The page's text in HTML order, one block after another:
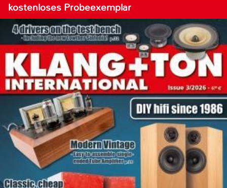
kostenloses Probeexemplar